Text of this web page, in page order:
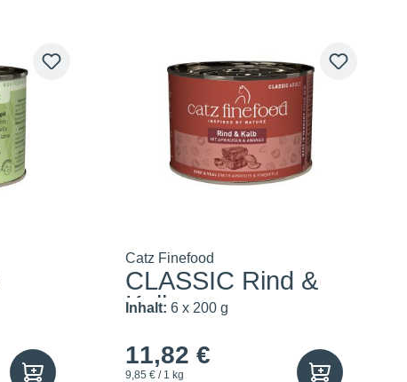
Catz Finefood
CLASSIC Rind &
Kalb
Inhalt: 6 x 200 g
11,82 €
9,85 € / 1 kg